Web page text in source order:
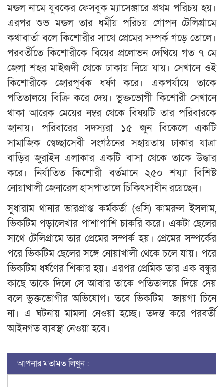
মন্ডল নামে যুবকের ফেসবুক ম্যাসেঞ্জারে প্রথম পরিচয় হয়।
এরপর শুভ মন্ডল তার ধর্মীয় পরিচয় গোপন টেলিগ্রামে
কথাবার্তা বলে কিশোরীর সাথে প্রেমের সম্পর্ক গড়ে তোলে।
পরবর্তীতে কিশোরীকে বিয়ের প্রলোভন দেখিয়ে গত ৭ মে
জেলা শহর মাইজদী থেকে ঢাকায় নিয়ে যায়। সেখানে ওই
কিশোরীকে জোরপূর্বক ধর্ষণ করে। একপর্যায়ে তাকে
পতিতালয়ে বিক্রি করে দেয়। ভুক্তভোগী কিশোরী সেখানে
থাকা আরেক মেয়ের নম্বর থেকে বিষয়টি তার পরিবারকে
জানায়। পরিবারের সদস্যরা ১৫ জুন বিকেলে একটি
সামাজিক স্বেচ্ছাসেবী সংগঠনের সহায়তায় ঢাকার যাত্রা
বাড়ির জুরাইন এলাকার একটি বাসা থেকে তাকে উদ্ধার
করে। নির্যাতিত কিশোরী বর্তমানে ২৫০ শয্যা বিশিষ্ট
নোয়াখালী জেনারেল হাসপাতালে চিকিৎসাধীন রয়েছেন।
সুধারাম থানার ভারপ্রাপ্ত কর্মকর্তা (ওসি) কামরুল ইসলাম,
ভিকটিম পড়ালেখার পাশাপাশি চাকরি করে। একটা ছেলের
সাথে টেলিগ্রামে তার প্রেমের সম্পর্ক হয়। প্রেমের সম্পর্কের
পরে ভিকটিম ছেলের সঙ্গে নোয়াখালী থেকে চলে যায়। পরে
ভিকটিম ধর্ষণের শিকার হয়। এরপর প্রেমিক তার এক বন্ধুর
কাছে তাকে দিলে সে আবার তাকে পতিতালয়ে দিয়ে দেয়
বলে ভুক্তভোগীর অভিযোগ। তবে ভিকটিম জায়গা চিনে
না। এ ঘটনায় মামলা নেওয়া হচ্ছে। তদন্ত করে পরবর্তী
আইনগত ব্যবস্থা নেওয়া হবে।
আপনার মতামত লিখুন :